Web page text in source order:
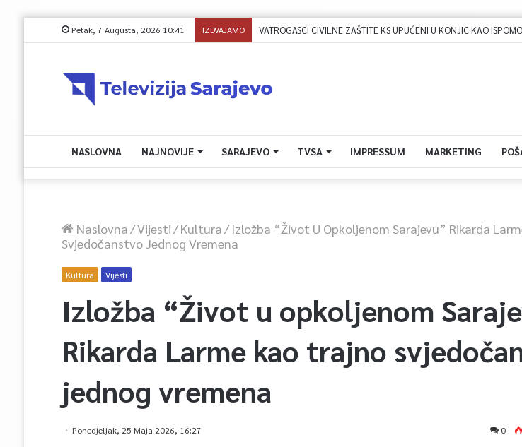
Petak, 7 Augusta, 2026 10:41 IZDVAJAMO
NASLOVNA NAJNOVIJE SARAJEVO TVSA IMPRESSUM MARKETING
Naslovna/Vijesti/Kultura/ Izložba “Život U Opkoljenom Sarajevu” Rikarda
Svjedočanstvo Jednog Vremena
Kultura Vijesti
Izložba “Život u opkoljenom
Rikarda Larme kao trajno
jednog vremena
Ponedjeljak, 25 Maja 2026, 16:27 0